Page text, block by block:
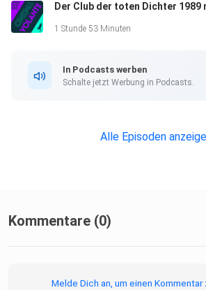
1 Stunde 53 Minuten
In Podcasts werben
Schalte jetzt Werbung in Podcasts.
Alle Episoden
Kommentare (0)
Melde Dich an, um einen Kommentar